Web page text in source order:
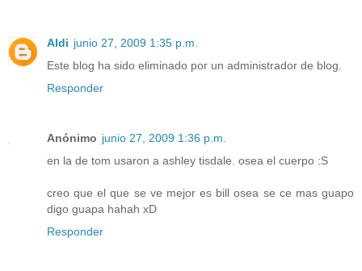
Aldi junio 27, 2009 1:35 p.m.
Este blog ha sido eliminado por un administrador de blog.
Responder
Anónimo junio 27, 2009 1:36 p.m.
en la de tom usaron a ashley tisdale. osea el cuerpo :S
creo que el que se ve mejor es bill osea se ce mas guapo
digo guapa hahah xD
Responder